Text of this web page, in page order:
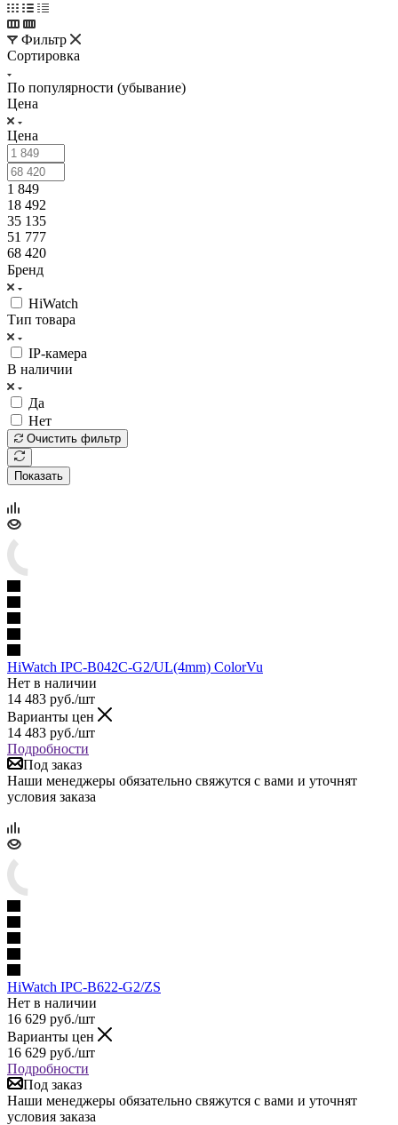
Фильтр
Сортировка
По популярности (убывание)
Цена
Цена
1 849
18 492
35 135
51 777
68 420
Бренд
HiWatch
Тип товара
IP-камера
В наличии
Да
Нет
Очистить фильтр
Показать
HiWatch IPC-B042C-G2/UL(4mm) ColorVu
Нет в наличии
14 483 руб./шт
Варианты цен
14 483 руб./шт
Подробности
Под заказ
Наши менеджеры обязательно свяжутся с вами и уточнят
условия заказа
HiWatch IPC-B622-G2/ZS
Нет в наличии
16 629 руб./шт
Варианты цен
16 629 руб./шт
Подробности
Под заказ
Наши менеджеры обязательно свяжутся с вами и уточнят
условия заказа